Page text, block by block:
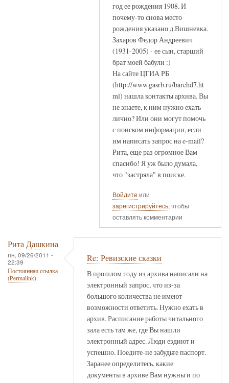
год ее рождения 1908. И
почему-то снова место
рождения указано д.Вишневка.
Захаров Федор Андреевич
(1931-2005) - ее сын, старший
брат моей бабули :)
На сайте ЦГИА РБ
(http://www.gasrb.ru/barchd7.ht
ml) нашла контакты архива. Вы
не знаете, к ним нужно ехать
лично? Или они могут помочь
с поиском информации, если
им написать запрос на e-mail?
Рита, еще раз огромное Вам
спасибо! Я уж было думала,
что "застряла" в поиске.
Войдите или
зарегистрируйтесь, чтобы
оставлять комментарии
Рита Дашкина
пн, 09/26/2011 -
22:39
Постоянная ссылка
(Permalink)
Re: Ревизские сказки
В прошлом году из архива написали на
электронный запрос, что из-за
большого количества не имеют
возможности ответить. Нужно ехать в
архив. Расписание работы читального
зала есть там же, где Вы нашли
электронный адрес. Люди ездиют и
успешно. Поедите-не забудьте паспорт.
Заранее определитесь, какие
документы в архиве Вам нужны и по